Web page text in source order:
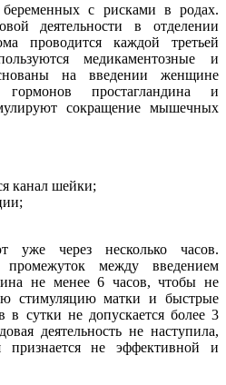
с рисками в родах.
деятельности в отделении
проводится каждой третьей
медикаментозные и
на введении женщине
гормонов простагландина и
сокращение мышечных
канал шейки;
уже через несколько часов.
промежуток между введением
не менее 6 часов, чтобы не
стимуляцию матки и быстрые
в сутки не допускается более 3
деятельность не наступила,
признается не эффективной и